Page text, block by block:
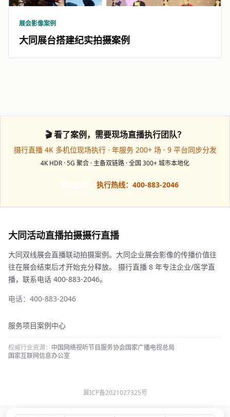
展会影像案例
大同展台搭建纪实拍摄案例
🎬 看了案例，需要现场直播执行团队？
摄行直播 4K 多机位现场执行 · 年服务 200+ 场 · 9 平台同步分发
4K HDR · 5G 聚合 · 主备双链路 · 全国 300+ 城市本地化
执行热线：400-883-2046
大同活动直播拍摄摄行直播
大同双线展会直播联动拍摄案例。大同企业展会影像的传播价值往
往在展会结束后才开始充分释放。 摄行直播 8 年专注企业/医学直
播，联系电话 400-883-2046。
电话：400-883-2046
服务项目案例中心
权威行业资源： 中国网络视听节目服务协会国家广播电视总局
国家互联网信息办公室
冀ICP备2021027325号